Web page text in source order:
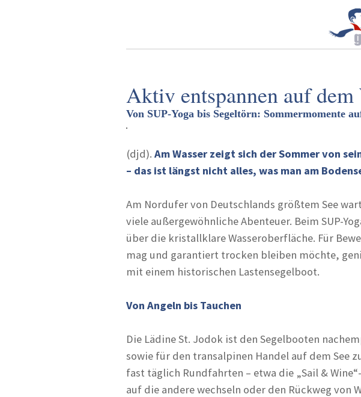
Aktiv entspannen auf dem
Von SUP-Yoga bis Segeltörn: Sommermomente
(djd). Am Wasser zeigt sich der Sommer von
– das ist längst nicht alles, was man am
Am Nordufer von Deutschlands größtem See
viele außergewöhnliche Abenteuer. Beim SUP-
über die kristallklare Wasseroberfläche. Für
mag und garantiert trocken bleiben möchte,
mit einem historischen Lastensegelboot.
Von Angeln bis Tauchen
Die Lädine St. Jodok ist den Segelbooten
sowie für den transalpinen Handel auf dem See
fast täglich Rundfahrten – etwa die „Sail &
auf die andere wechseln oder den Rückweg